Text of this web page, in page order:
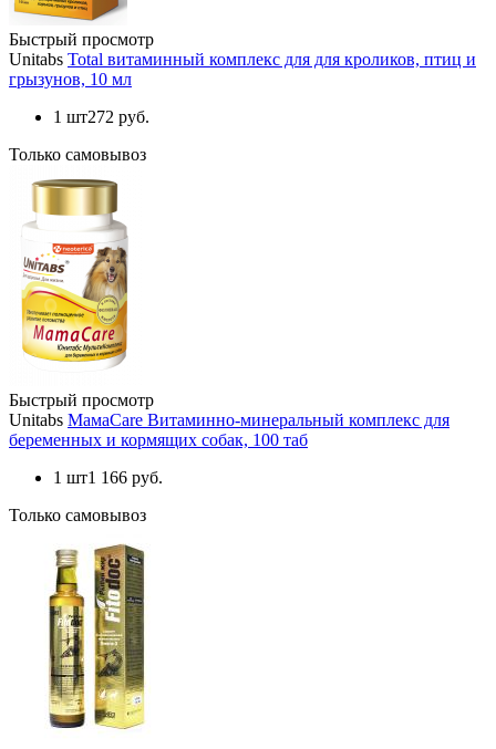
Быстрый просмотр
Unitabs Total витаминный комплекс для для кроликов, птиц и
грызунов, 10 мл
1 шт272 руб.
Только самовывоз
Быстрый просмотр
Unitabs МамаCare Витаминно-минеральный комплекс для
беременных и кормящих собак, 100 таб
1 шт1 166 руб.
Только самовывоз